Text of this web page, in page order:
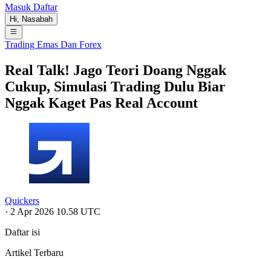
Masuk Daftar
Hi, Nasabah
Trading Emas Dan Forex
Real Talk! Jago Teori Doang Nggak
Cukup, Simulasi Trading Dulu Biar
Nggak Kaget Pas Real Account
Quickers
· 2 Apr 2026 10.58 UTC
Daftar isi
Artikel Terbaru